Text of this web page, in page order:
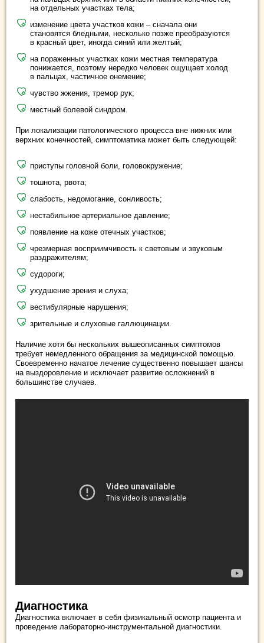
на отдельных участках тела;
изменение цвета участков кожи – сначала они
становятся бледными, несколько позже преобразуются
в красный цвет, иногда синий или желтый;
на пораженных участках кожи местная температура
понижается, поэтому нередко человек ощущает холод
в пальцах, частичное онемение;
чувство жжения, тремор рук;
местный болевой синдром.
При локализации патологического процесса вне нижних или
верхних конечностей, симптоматика может быть следующей:
приступы головной боли, головокружение;
тошнота, рвота;
слабость, недомогание, сонливость;
нестабильное артериальное давление;
появление на коже отечных участков;
чрезмерная восприимчивость к световым и звуковым
раздражителям;
судороги;
ухудшение зрения и слуха;
вестибулярные нарушения;
зрительные и слуховые галлюцинации.
Наличие хотя бы нескольких вышеописанных симптомов
требует немедленного обращения за медицинской помощью.
Своевременно начатое лечение существенно повышает шансы
на выздоровление и исключает развитие осложнений в
большинстве случаев.
Диагностика
Диагностика включает в себя физикальный осмотр пациента и
проведение лабораторно-инструментальной диагностики.